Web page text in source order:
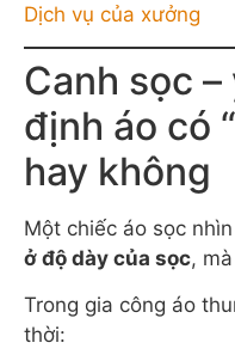
Dịch vụ của xưởng
Canh sọc
định áo có
hay không
Một chiếc áo sọc
ở độ dày của sọc,
Trong gia công áo
thời: